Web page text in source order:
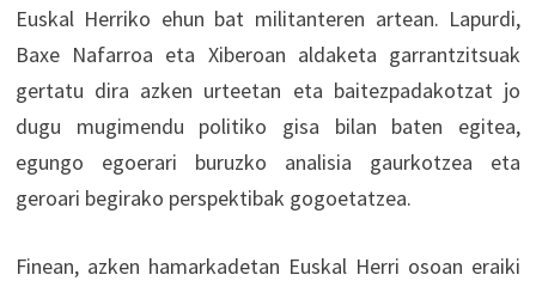
Euskal Herriko ehun bat militanteren artean. Lapurdi,
Baxe Nafarroa eta Xiberoan aldaketa garrantzitsuak
gertatu dira azken urteetan eta baitezpadakotzat jo
dugu mugimendu politiko gisa bilan baten egitea,
egungo egoerari buruzko analisia gaurkotzea eta
geroari begirako perspektibak gogoetatzea.
Finean, azken hamarkadetan Euskal Herri osoan eraiki